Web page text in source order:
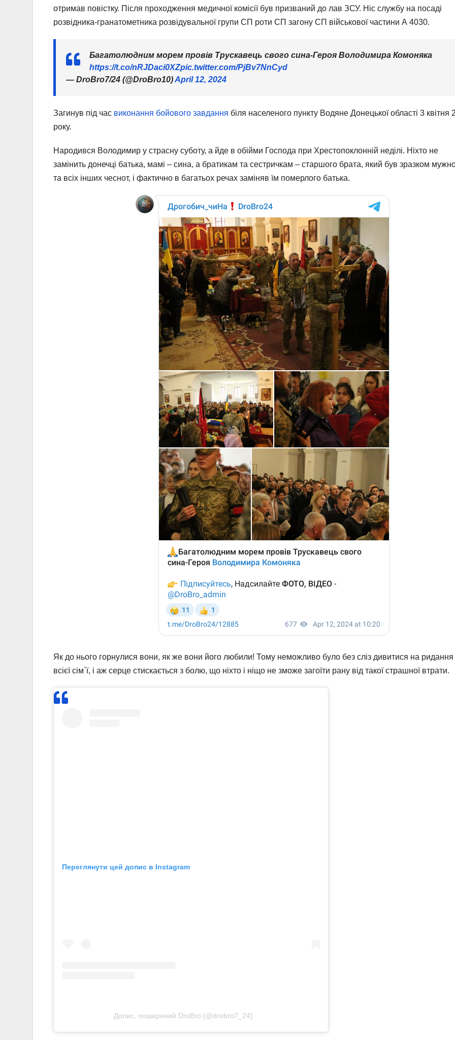
отримав повістку. Після проходження медичної комісії був призваний до лав ЗСУ. Ніс службу на посаді
розвідника-гранатометника розвідувальної групи СП роти СП загону СП військової частини А 4030.
Багатолюдним морем провів Трускавець свого сина-Героя Володимира Комоняка
https://t.co/nRJDaci0XZpic.twitter.com/PjBv7NnCyd
— DroBro7/24 (@DroBro10)April 12, 2024
Загинув під час виконання бойового завдання біля населеного пункту Водяне Донецької області 3 квітня
року.
Народився Володимир у страсну суботу, а йде в обійми Господа при Хрестопоклонній неділі. Ніхто не
замінить донечці батька, мамі – сина, а братикам та сестричкам – старшого брата, який був зразком
та всіх інших чеснот, і фактично в багатьох речах заміняв їм померлого батька.
Як до нього горнулися вони, як же вони його любили! Тому неможливо було без сліз дивитися на ридання
всієї сім`ї, і аж серце стискається з болю, що ніхто і ніщо не зможе загоїти рану від такої страшної втрати.
Переглянути цей допис в Instagram
Допис, поширений DroBro (@drobro7_24)